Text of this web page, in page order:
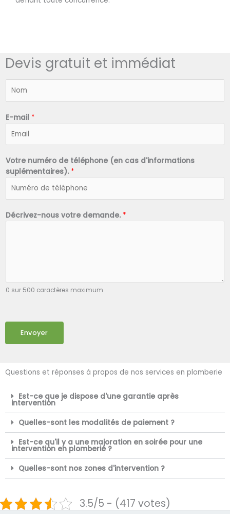
Devis gratuit et immédiat
*
E-mail *
Votre numéro de téléphone (en cas d'informations
suplémentaires). *
Décrivez-nous votre demande. *
0 sur 500 caractères maximum.
Envoyer
Questions et réponses à propos de nos services en plomberie
Est-ce que je dispose d'une garantie après
intervention
Quelles-sont les modalités de paiement ?
Est-ce qu'il y a une majoration en soirée pour une
intervention en plomberie ?
Quelles-sont nos zones d'intervention ?
3.5/5 - (417 votes)